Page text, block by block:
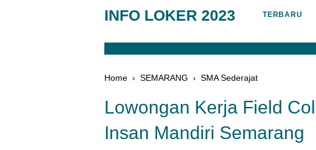
INFO LOKER 2023 TERBARU
Home › SEMARANG › SMA Sederajat
Lowongan Kerja Field
Insan Mandiri Semarang